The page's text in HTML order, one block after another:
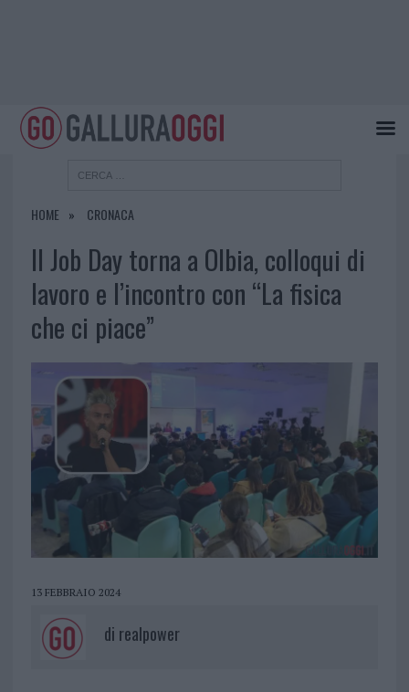
HOME CRONACA
Il Job Day torna a Olbia, colloqui di
lavoro e l’incontro con “La fisica
che ci piace”
13 FEBBRAIO 2024
di realpower